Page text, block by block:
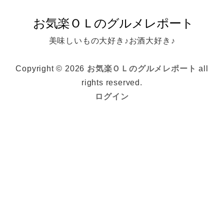
美味しいもの大好き♪お酒大好き♪
Copyright © 2026 お気楽ＯＬのグルメレポート all
rights reserved.
ログイン